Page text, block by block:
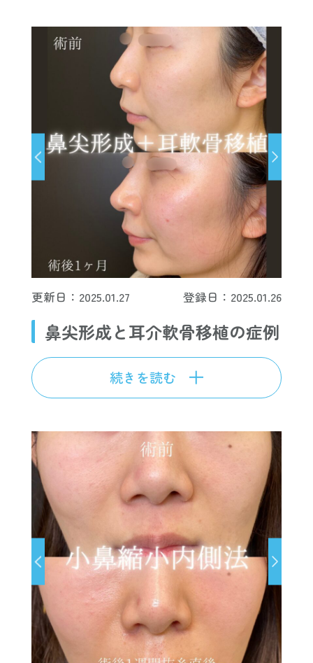
更新日：2025.01.27 登録日：2025.01.26
鼻尖形成と耳介軟骨移植の症例
続きを読む